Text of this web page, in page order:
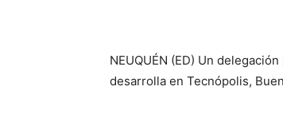
NEUQUÉN (ED) Un
desarrolla en Tecnópolis,